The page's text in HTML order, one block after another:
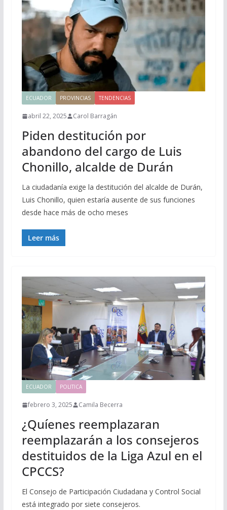
ECUADOR PROVINCIAS TENDENCIAS
abril 22, 2025 Carol Barragán
Piden destitución por
abandono del cargo de Luis
Chonillo, alcalde de Durán
La ciudadanía exige la destitución del alcalde de Durán,
Luis Chonillo, quien estaría ausente de sus funciones
desde hace más de ocho meses
Leer más
ECUADOR POLITICA
febrero 3, 2025 Camila Becerra
¿Quíenes reemplazaran
reemplazarán a los consejeros
destituidos de la Liga Azul en el
CPCCS?
El Consejo de Participación Ciudadana y Control Social
está integrado por siete consejeros.